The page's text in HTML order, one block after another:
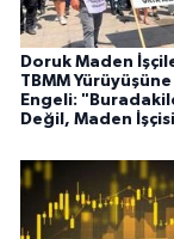
Doruk Maden
TBMM
Engeli:
Değil, Maden